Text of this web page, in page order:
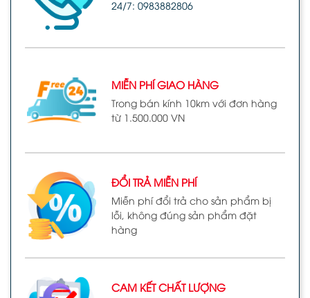
24/7: 0983882806
MIỄN PHÍ GIAO HÀNG
Trong bán kính 10km với đơn hàng
từ 1.500.000 VN
ĐỔI TRẢ MIỄN PHÍ
Miễn phí đổi trả cho sản phẩm bị
lỗi, không đúng sản phẩm đặt
hàng
CAM KẾT CHẤT LƯỢNG